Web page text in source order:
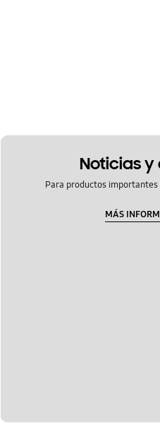
Noticias
Para productos
MÁS